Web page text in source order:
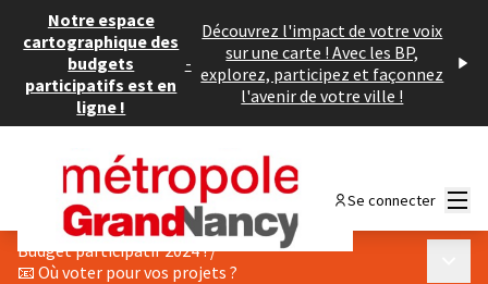
Notre espace
cartographique des
budgets
participatifs est en
ligne !
-
Découvrez l'impact de votre voix
sur une carte ! Avec les BP,
explorez, participez et façonnez
l'avenir de votre ville !
Se connecter
Budget participatif 2024 !/
📧 Où voter pour vos projets ?